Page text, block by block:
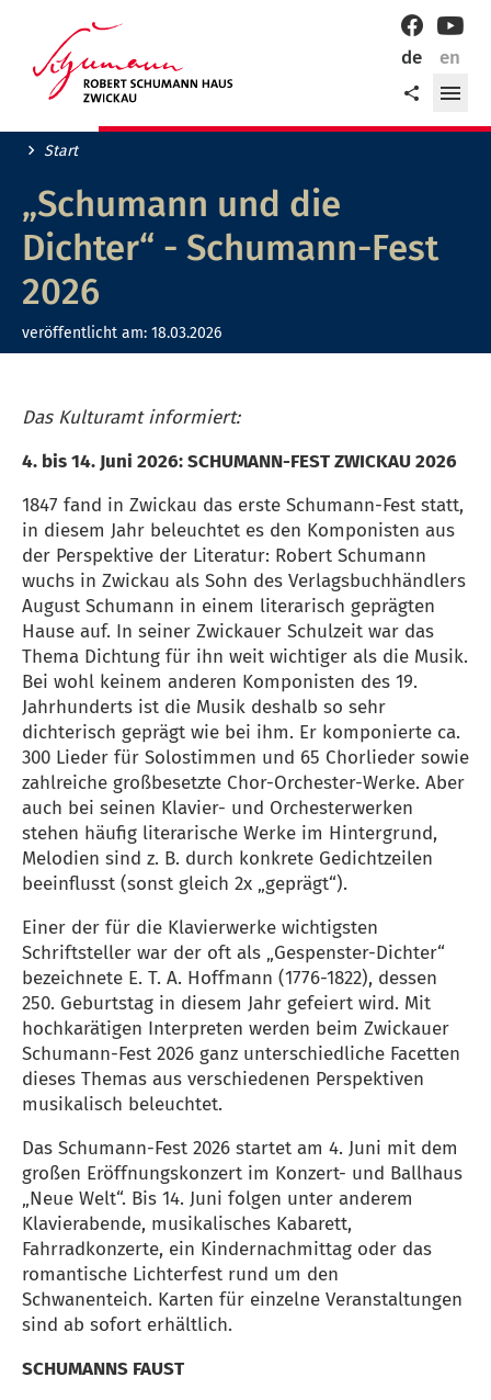
Stadt
de
en
Teilen
Facebook
Start
„Schumann und die
Dichter“ - Schumann-Fest
2026
veröffentlicht am: 18.03.2026
Das Kulturamt informiert:
4. bis 14. Juni 2026: SCHUMANN-FEST ZWICKAU 2026
1847 fand in Zwickau das erste Schumann-Fest statt,
in diesem Jahr beleuchtet es den Komponisten aus
der Perspektive der Literatur: Robert Schumann
wuchs in Zwickau als Sohn des Verlagsbuchhändlers
August Schumann in einem literarisch geprägten
Hause auf. In seiner Zwickauer Schulzeit war das
Thema Dichtung für ihn weit wichtiger als die Musik.
Bei wohl keinem anderen Komponisten des 19.
Jahrhunderts ist die Musik deshalb so sehr
dichterisch geprägt wie bei ihm. Er komponierte ca.
300 Lieder für Solostimmen und 65 Chorlieder sowie
zahlreiche großbesetzte Chor-Orchester-Werke. Aber
auch bei seinen Klavier- und Orchesterwerken
stehen häufig literarische Werke im Hintergrund,
Melodien sind z. B. durch konkrete Gedichtzeilen
beeinflusst (sonst gleich 2x „geprägt“).
Einer der für die Klavierwerke wichtigsten
Schriftsteller war der oft als „Gespenster-Dichter“
bezeichnete E. T. A. Hoffmann (1776-1822), dessen
250. Geburtstag in diesem Jahr gefeiert wird. Mit
hochkarätigen Interpreten werden beim Zwickauer
Schumann-Fest 2026 ganz unterschiedliche Facetten
dieses Themas aus verschiedenen Perspektiven
musikalisch beleuchtet.
Das Schumann-Fest 2026 startet am 4. Juni mit dem
großen Eröffnungskonzert im Konzert- und Ballhaus
„Neue Welt“. Bis 14. Juni folgen unter anderem
Klavierabende, musikalisches Kabarett,
Fahrradkonzerte, ein Kindernachmittag oder das
romantische Lichterfest rund um den
Schwanenteich. Karten für einzelne Veranstaltungen
sind ab sofort erhältlich.
SCHUMANNS FAUST